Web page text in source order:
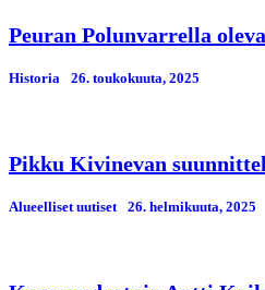
Peuran Polunvarrella
Historia 26. toukokuuta, 2025
Pikku Kivinevan
Alueelliset uutiset 26. helmikuuta, 2025